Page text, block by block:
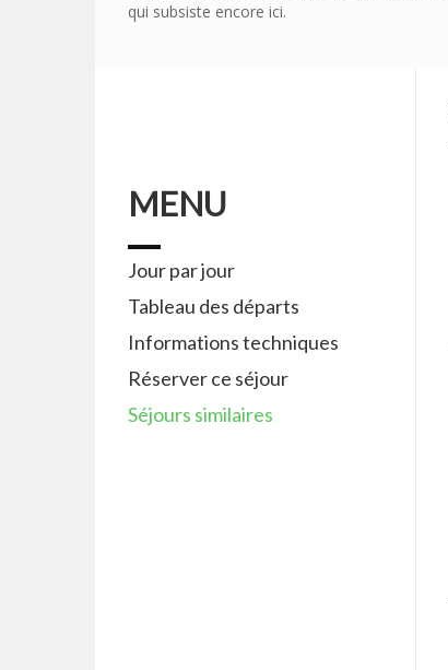
qui subsiste encore ici.
MENU
Jour par jour
Tableau des départs
Informations techniques
Réserver ce séjour
Séjours similaires